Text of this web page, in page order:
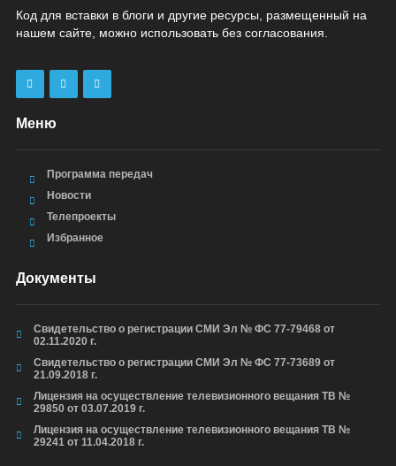
Код для вставки в блоги и другие ресурсы, размещенный на
нашем сайте, можно использовать без согласования.
Меню
Программа передач
Новости
Телепроекты
Избранное
Документы
Свидетельство о регистрации СМИ Эл № ФС 77-79468 от
02.11.2020 г.
Свидетельство о регистрации СМИ Эл № ФС 77-73689 от
21.09.2018 г.
Лицензия на осуществление телевизионного вещания ТВ №
29850 от 03.07.2019 г.
Лицензия на осуществление телевизионного вещания ТВ №
29241 от 11.04.2018 г.